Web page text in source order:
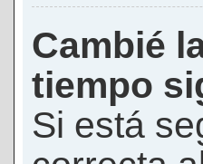
Cambié
tiempo
Si está